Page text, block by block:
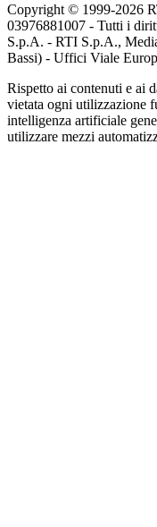
Copyright © 1999-2026
03976881007 - Tutti i
S.p.A. - RTI S.p.A.,
Bassi) - Uffici Viale
Rispetto ai contenuti e ai
vietata ogni utilizzazione
intelligenza artificiale
utilizzare mezzi